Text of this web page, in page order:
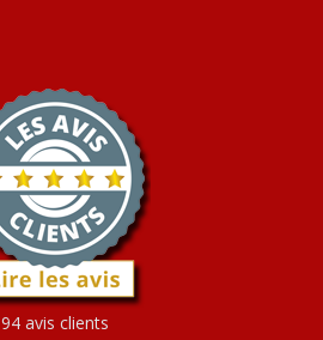
94 avis clients